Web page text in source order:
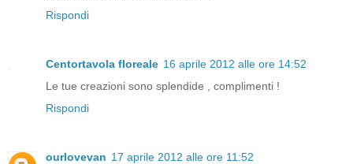
Rispondi
Centortavola floreale 16 aprile 2012 alle ore 14:52
Le tue creazioni sono splendide , complimenti !
Rispondi
ourlovevan 17 aprile 2012 alle ore 11:52